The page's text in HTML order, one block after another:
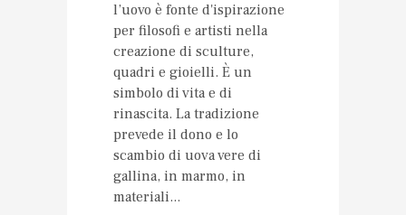
l’uovo è fonte d'ispirazione
per filosofi e artisti nella
creazione di sculture,
quadri e gioielli. È un
simbolo di vita e di
rinascita. La tradizione
prevede il dono e lo
scambio di uova vere di
gallina, in marmo, in
materiali...